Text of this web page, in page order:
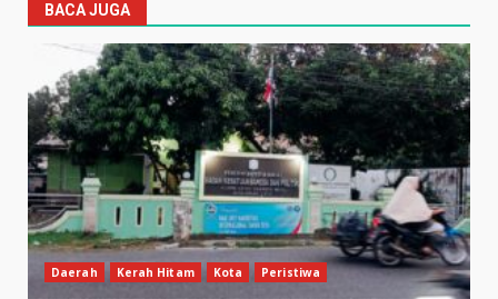
BACA JUGA
Daerah Kerah Hitam Kota Peristiwa